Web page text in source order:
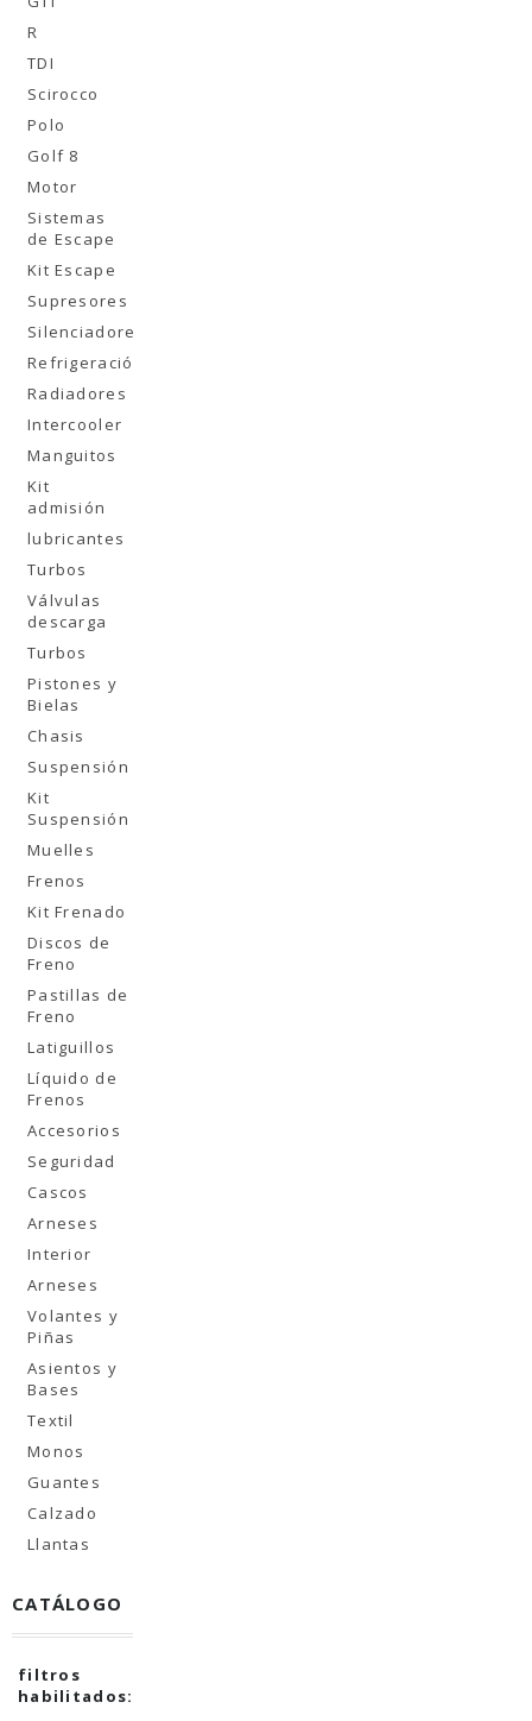
R
TDI
Scirocco
Polo
Golf 8
Motor
Sistemas
de Escape
Kit Escape
Supresores
Silenciadores
Refrigeración
Radiadores
Intercooler
Manguitos
Kit
admisión
lubricantes
Turbos
Válvulas
descarga
Turbos
Pistones y
Bielas
Chasis
Suspensión
Kit
Suspensión
Muelles
Frenos
Kit Frenado
Discos de
Freno
Pastillas de
Freno
Latiguillos
Líquido de
Frenos
Accesorios
Seguridad
Cascos
Arneses
Interior
Arneses
Volantes y
Piñas
Asientos y
Bases
Textil
Monos
Guantes
Calzado
Llantas
CATÁLOGO
filtros
habilitados: